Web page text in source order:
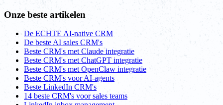
Onze beste artikelen
De ECHTE AI-native CRM
De beste AI sales CRM's
Beste CRM's met Claude integratie
Beste CRM's met ChatGPT integratie
Beste CRM's met OpenClaw integratie
Beste CRM's voor AI-agents
Beste LinkedIn CRM's
14 beste CRM's voor sales teams